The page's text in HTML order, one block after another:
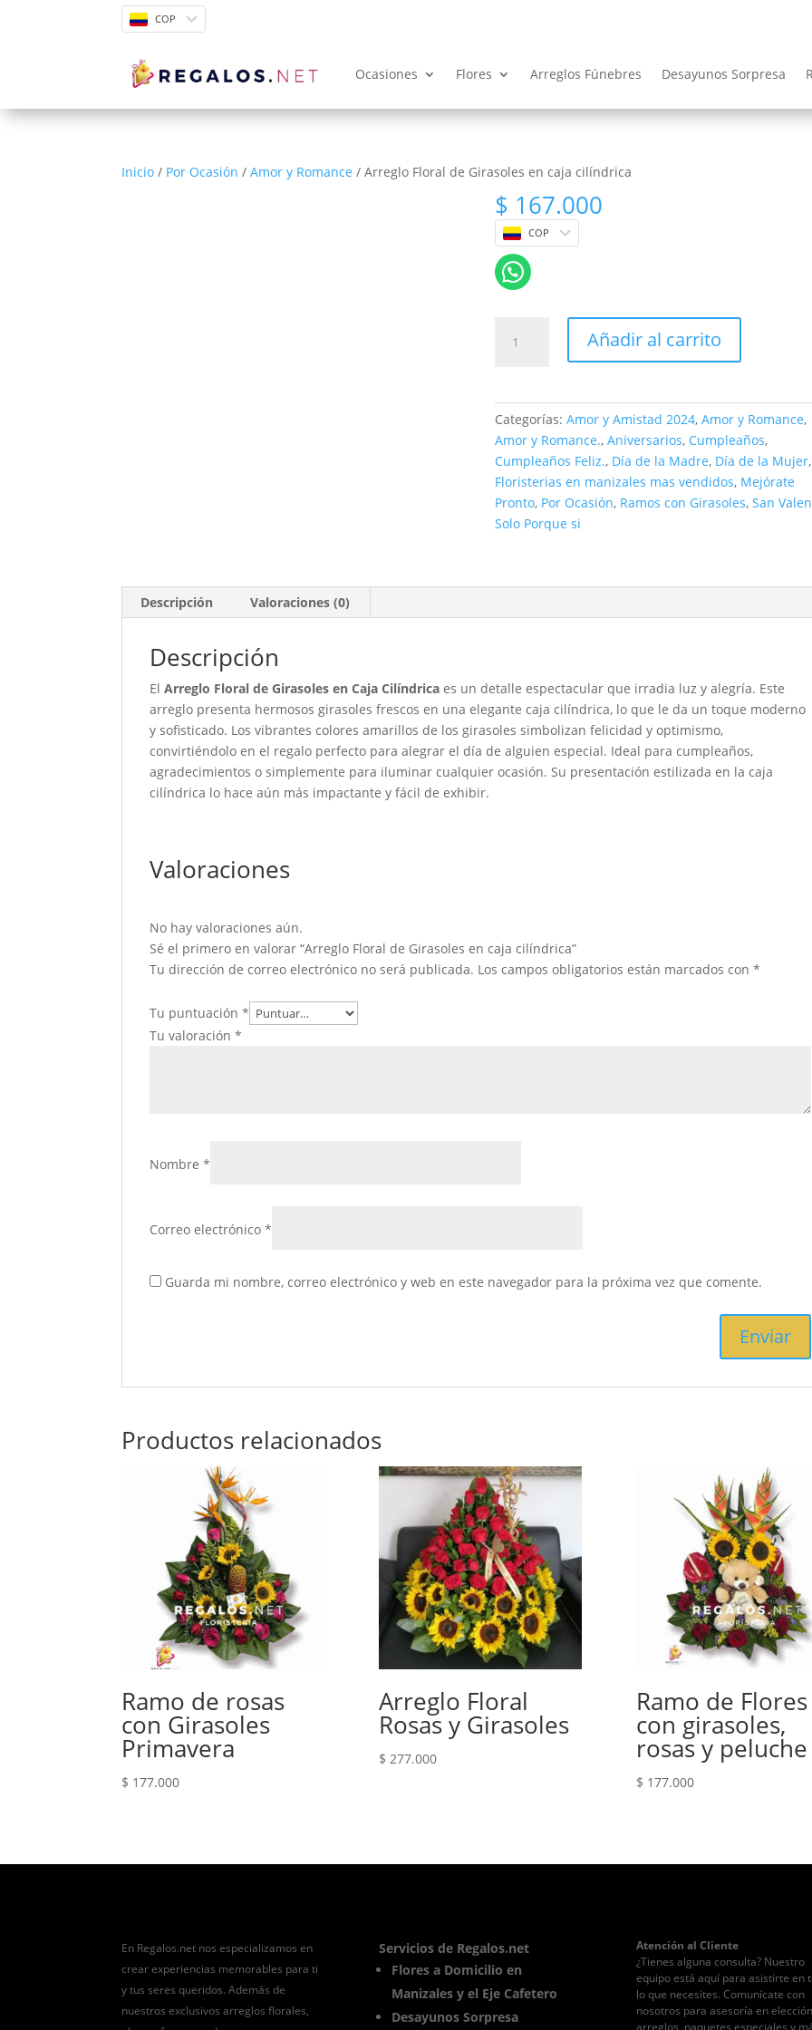
COP
Ocasiones Flores Arreglos Fúnebres Desayunos Sorpresa
Inicio / Por Ocasión /Amor y Romance / Arreglo Floral de Girasoles en caja cilíndrica
$ 167.000
COP
Floral
cilíndrica
cantidad
Añadir al carrito
Categorías:Amor y Amistad 2024,Amor y Romance,
Amor y Romance.,Aniversarios, Cumpleaños,
Cumpleaños Feliz., Día de la Madre, Día de la Mujer,
Floristerias en manizales mas vendidos, Mejórate
Pronto, Por Ocasión, Ramos con Girasoles,San
Solo Porque si
Descripción Valoraciones (0)
Descripción
ElArreglo Floral de Girasoles en Caja Cilíndrica es un detalle espectacular que irradia luz y alegría. Este
arreglo presenta hermosos girasoles frescos en una elegante caja cilíndrica, lo que le da un toque moderno
y sofisticado. Los vibrantes colores amarillos de los girasoles simbolizan felicidad y optimismo,
convirtiéndolo en el regalo perfecto para alegrar el día de alguien especial. Ideal para cumpleaños,
agradecimientos o simplemente para iluminar cualquier ocasión. Su presentación estilizada en la caja
cilíndrica lo hace aún más impactante y fácil de exhibir.
Valoraciones
No hay valoraciones aún.
Sé el primero en valorar “Arreglo Floral de Girasoles en caja cilíndrica”
Tu dirección de correo electrónico no será publicada. Los campos obligatorios están marcados con*
Tu puntuación*
Tu valoración*
Nombre*
Correo electrónico*
Guarda mi nombre, correo electrónico y web en este navegador para la próxima vez que comente.
Productos relacionados
Ramo de rosas
con Girasoles
Primavera
$ 177.000
Arreglo Floral
Rosas y Girasoles
$ 277.000
Ramo de Flores
con girasoles,
rosas y peluche
$ 177.000
En Regalos.net nos especializamos en
crear experiencias memorables para ti
y tus seres queridos. Además de
nuestros exclusivos arreglos florales,
Servicios de Regalos.net
Flores a Domicilio en
Manizales y el Eje Cafetero
Desayunos Sorpresa
Atención al Cliente
¿Tienes alguna consulta? Nuestro
equipo está aquí para asistirte en
lo que necesites. Comunícate con
nosotros para asesoría en
arreglos, paquetes especiales y